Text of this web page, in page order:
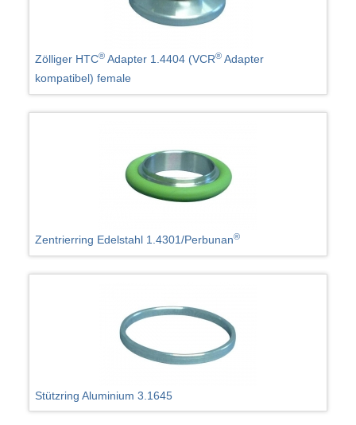
Zölliger HTC® Adapter 1.4404 (VCR® Adapter
kompatibel) female
Zentrierring Edelstahl 1.4301/Perbunan®
Stützring Aluminium 3.1645